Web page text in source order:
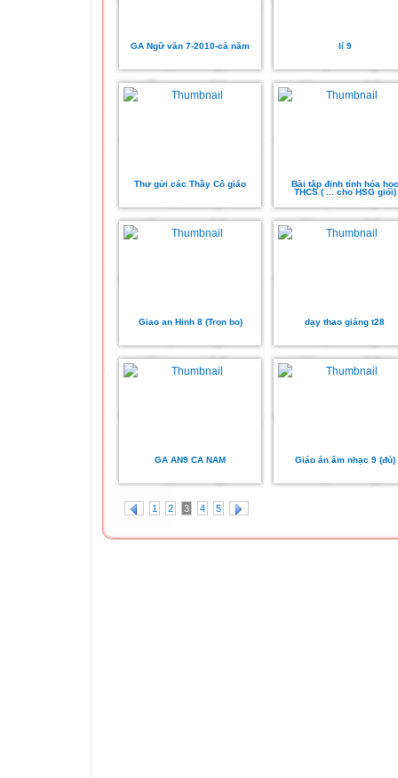
GA Ngữ văn 7-2010-cả năm lí 9
Thư gửi các Thầy Cô giáo
Bài tập định tính hóa học
THCS ( ... cho HSG giỏi)
Giao an Hinh 8 (Tron bo) dạy thao giảng t28
GA AN9 CA NAM Giáo án âm nhạc 9 (đủ)
1 2 3 4 5